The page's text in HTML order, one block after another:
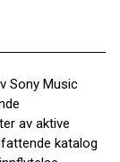
Sony Music
av aktive
katalog